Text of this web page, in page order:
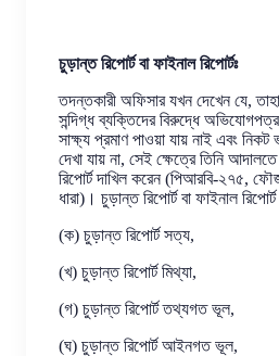
চুড়ান্ত রিপোর্ট বা ফাইনাল রিপোর্টঃ
তদন্তকারী অফিসার যখন দেখেন যে,
সন্দিগ্ধ ব্যক্তিদের বিরুদ্ধে অভিযোগপত্র
সাক্ষ্য প্রমাণ পাওয়া যায় নাই এবং নিকট
দেখা যায় না, সেই ক্ষেত্রে তিনি
রিপোর্ট দাখিল করেন (পিআরবি-২৭৫,
ধারা)। চুড়ান্ত রিপোর্ট বা ফাইনাল
(ক) চুড়ান্ত রিপোর্ট সত্য,
(খ) চুড়ান্ত রিপোর্ট মিথ্যা,
(গ) চুড়ান্ত রিপোর্ট তথ্যগত ভূল,
(ঘ) চুড়ান্ত রিপোর্ট আইনগত ভূল,